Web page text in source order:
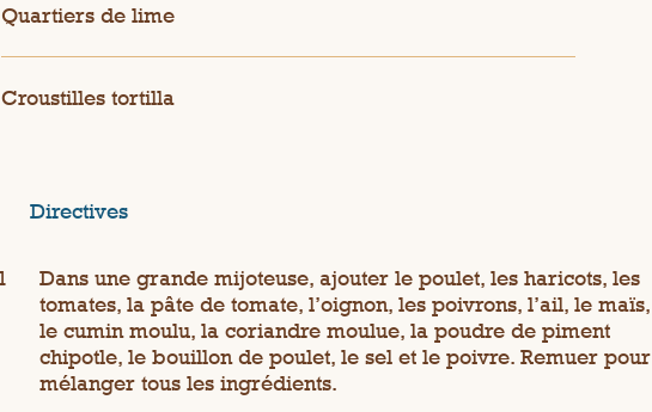
Quartiers de lime
Croustilles tortilla
Directives
Dans une grande mijoteuse, ajouter le poulet, les haricots, les
tomates, la pâte de tomate, l’oignon, les poivrons, l’ail, le maïs,
le cumin moulu, la coriandre moulue, la poudre de piment
chipotle, le bouillon de poulet, le sel et le poivre. Remuer pour
mélanger tous les ingrédients.